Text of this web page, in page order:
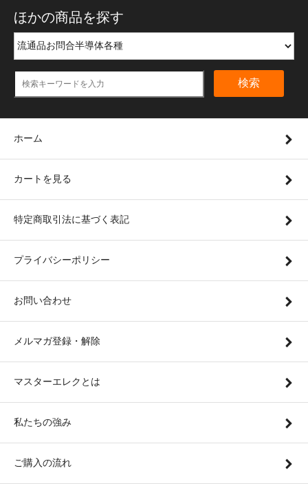
ほかの商品を探す
検索
ホーム
カートを見る
特定商取引法に基づく表記
プライバシーポリシー
お問い合わせ
メルマガ登録・解除
マスターエレクとは
私たちの強み
ご購入の流れ